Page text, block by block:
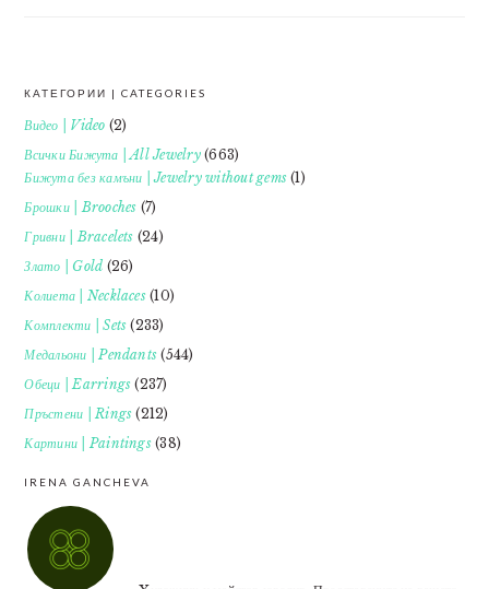
FOOTER
КАТЕГОРИИ | CATEGORIES
Видео | Video (2)
Всички Бижута | All Jewelry(663)
Бижута без камъни | Jewelry without gems (1)
Брошки | Brooches (7)
Гривни | Bracelets (24)
Злато | Gold (26)
Колиета | Necklaces(10)
Комплекти | Sets (233)
Медальони | Pendants (544)
Обеци | Earrings (237)
Пръстени | Rings (212)
Картини | Paintings(38)
IRENA GANCHEVA